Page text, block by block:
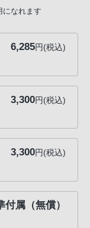
になれます
6,285円(税込)
3,300円(税込)
3,300円(税込)
付属（無償）